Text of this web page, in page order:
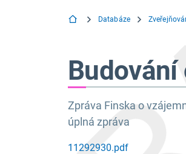
Databáze
Zpráva Finska o
úplná zpráva
11292930.pdf